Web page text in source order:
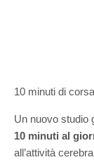
10 minuti di
Un nuovo studio
10 minuti al
all’attività